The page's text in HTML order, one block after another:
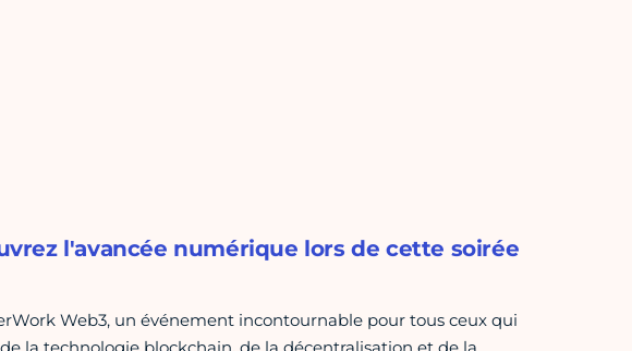
l'avancée numérique lors de cette soirée
Web3, un événement incontournable pour tous ceux qui